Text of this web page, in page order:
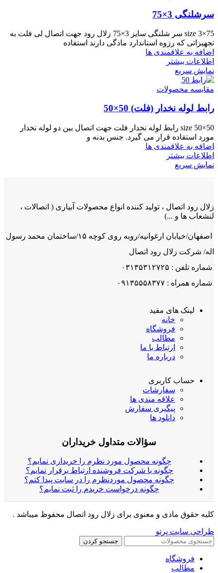
سرشلنگی 3×75
size 3×75 سر شلنگی سایز 3×75 زلال رود جهت اتصال لی فلت به
تجهیزاتی که رزوه استاندارد مادگی دارند استفاده
اضافه به علاقمندی ها
اطلاعات بیشتر
نمایش سریع
مقایسه محصولات
رابط لوله نخدار (فلت) 50×50
size 50×50 رابط لوله نخدار فلت جهت اتصال بین دو لوله نخدار
مورد استفاده قرار می گیرد. جنس بدنه و
اضافه به علاقمندی ها
اطلاعات بیشتر
نمایش سریع
زلال رود اتصال ، تولید کننده انواع محصولات آبیاری ( اتصالات ،
لنشعاب ها و ...)
اصفهان/خیابان ارغوانیه/روبه روی کوچه ۱۵/ساختمان محمد رسول
اله/ شرکت زلال رود اتصال
شماره تلفن : ۰۳۱۳۵۳۱۲۷۲۵
شماره همراه : ۰۹۱۳۵۵۵۸۳۷۷
لینک های مفید
خانه
فروشگاه
مطالب
ارتباط با ما
درباره ما
حساب کاربری
سفارشات
علاقه مندی ها
پیگیری سفارش
دانلود ها
سؤالات متداول خریداران
چگونه محصول مورد نظرم را خریداری نمایم؟
چگونه با شرکت فروشنده ارتباط برقرار نمایم؟
چگونه محصول موردنظرم را در سایت پیدا کنم؟
چگونه درخواست خریدم را ثبت نمایم؟
کلیه حقوق مادی و معنوی برای زلال رود اتصال محفوظ میباشد .
طراحی سایت پرتو
جستجو کردن
فروشگاه
مطالب